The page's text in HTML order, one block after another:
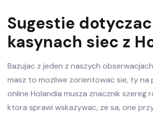
Sugestie
kasynach siec z
Bazujac z jeden z naszych
masz to mozliwe zorientowac sie, ty na
online Holandia musza znacznik szereg
ktora sprawi wskazywac, ze sa, one